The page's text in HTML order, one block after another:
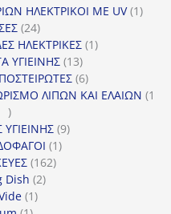
προϊόντα
ΗΛΕΚΤΡΙΚΟΙ ΜΕ UV 11
2424
προϊόντα
ΗΛΕΚΤΡΙΚΕΣ 11
ΥΓΙΕΙΝΗΣ 1313
προϊόντα
66
προϊόντα
ΛΙΠΩΝ ΚΑΙ ΕΛΑΙΩΝ 1
1
προϊόν
99
11
162162
Dish 22
11